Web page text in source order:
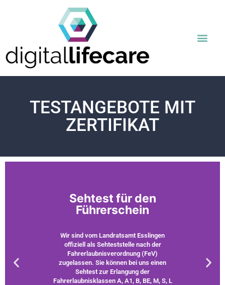
TESTANGEBOTE MIT
ZERTIFIKAT